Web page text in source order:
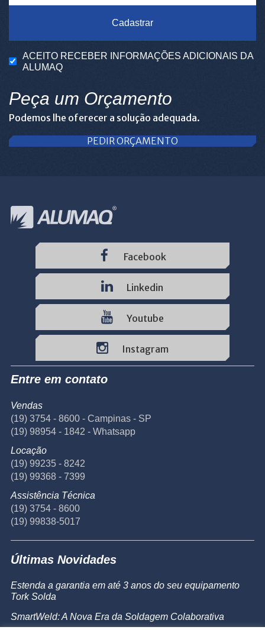
Cadastrar
ACEITO RECEBER INFORMAÇÕES ADICIONAIS DA
ALUMAQ
Peça um Orçamento
Podemos lhe oferecer a solução adequada.
PEDIR ORÇAMENTO
Facebook
Linkedin
Youtube
Instagram
Entre em contato
Vendas
(19) 3754 - 8600 - Campinas - SP
(19) 98954 - 1842 - Whatsapp
Locação
(19) 99235 - 8242
(19) 99368 - 7399
Assistência Técnica
(19) 3754 - 8600
(19) 99838-5017
Últimas Novidades
Estenda a garantia em até 3 anos do seu equipamento
Tork Solda
SmartWeld: A Nova Era da Soldagem Colaborativa